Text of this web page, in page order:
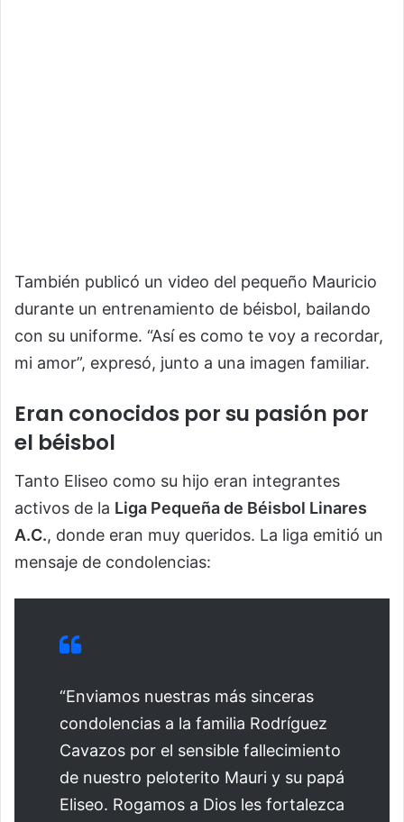
También publicó un video del pequeño Mauricio
durante un entrenamiento de béisbol, bailando
con su uniforme. “Así es como te voy a recordar,
mi amor”, expresó, junto a una imagen familiar.
Eran conocidos por su pasión por
el béisbol
Tanto Eliseo como su hijo eran integrantes
activos de la Liga Pequeña de Béisbol Linares
A.C., donde eran muy queridos. La liga emitió un
mensaje de condolencias:
“Enviamos nuestras más sinceras
condolencias a la familia Rodríguez
Cavazos por el sensible fallecimiento
de nuestro peloterito Mauri y su papá
Eliseo. Rogamos a Dios les fortalezca